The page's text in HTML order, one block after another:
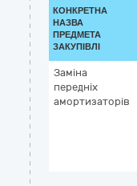
КОНКРЕТНА
НАЗВА
ПРЕДМЕТА
ЗАКУПІВЛІ
Заміна
передніх
амортизаторів